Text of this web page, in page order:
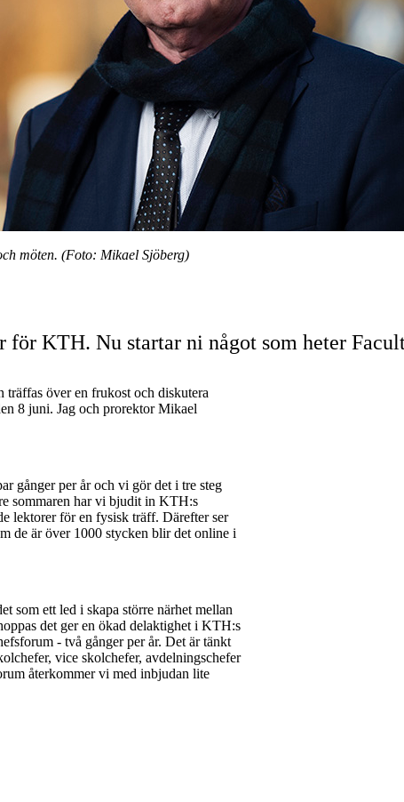
möten. (Foto: Mikael Sjöberg)
KTH. Nu startar ni något som heter
träffas över en frukost och diskutera
8 juni. Jag och prorektor Mikael
gånger per år och vi gör det i tre steg
sommaren har vi bjudit in KTH:s
lektorer för en fysisk träff. Därefter ser
de är över 1000 stycken blir det online i
som ett led i skapa större närhet mellan
det ger en ökad delaktighet i KTH:s
- två gånger per år. Det är tänkt
vice skolchefer, avdelnings­chefer
återkommer vi med inbjudan lite